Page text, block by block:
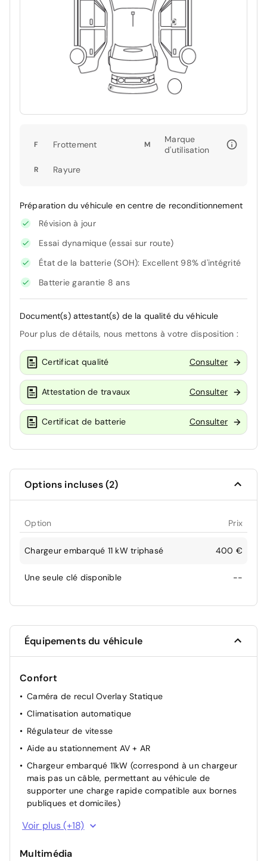
F Frottement M
Marque
d'utilisation
R Rayure
Préparation du véhicule en centre de reconditionnement
Révision à jour
Essai dynamique (essai sur route)
État de la batterie (SOH): Excellent 98% d'intégrité
Batterie garantie 8 ans
Document(s) attestant(s) de la qualité du véhicule
Pour plus de détails, nous mettons à votre disposition :
Certificat qualité Consulter
Attestation de travaux Consulter
Certificat de batterie Consulter
Options incluses (2)
Option Prix
Chargeur embarqué 11 kW triphasé 400 €
Une seule clé disponible --
Équipements du véhicule
Confort
Caméra de recul Overlay Statique
Climatisation automatique
Régulateur de vitesse
Aide au stationnement AV + AR
Chargeur embarqué 11kW (correspond à un chargeur
mais pas un câble, permettant au véhicule de
supporter une charge rapide compatible aux bornes
publiques et domiciles)
Rétroviseur intérieur Jour / Nuit Electrochrome
Allumage automatique des feux de croisement +
Voir plus (+18)
Multimédia